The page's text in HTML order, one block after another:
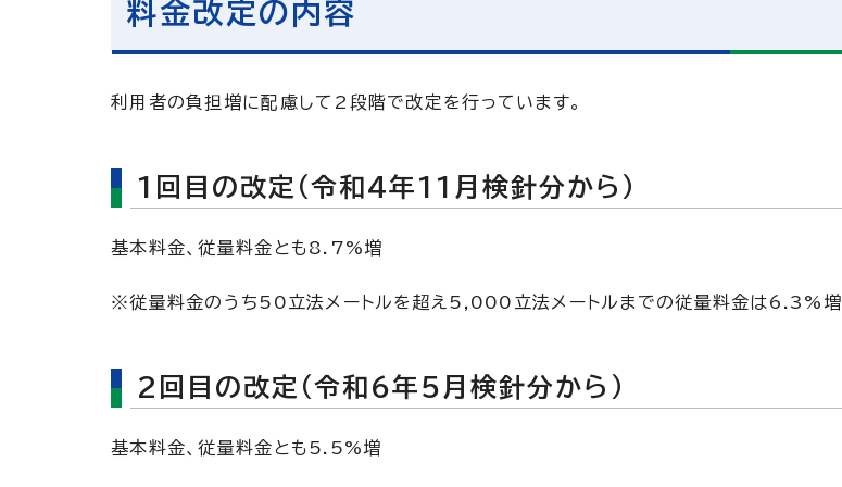
料金改定の内容
利用者の負担増に配慮して2段階で改定を行っています。
1回目の改定（令和4年11月検針分から）
基本料金、従量料金とも8.7%増
※従量料金のうち50立法メートルを超え5,000立法メートルまでの従量料金は6.3%増
2回目の改定（令和6年5月検針分から）
基本料金、従量料金とも5.5%増